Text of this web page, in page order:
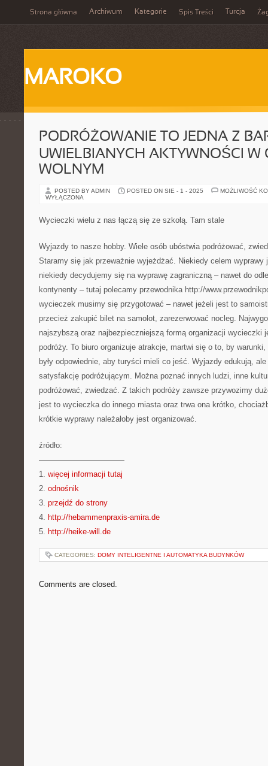
Strona główna Archiwum Kategorie Spis Treści Turcja
MAROKO
PODRÓŻOWANIE TO JEDNA Z
UWIELBIANYCH AKTYWNOŚCI W
WOLNYM
POSTED BY ADMIN POSTED ON SIE - 1 - 2025
MOŻLIWOŚĆ
WYŁĄCZONA
Wycieczki wielu z nas łączą się ze szkołą. Tam stale
Wyjazdy to nasze hobby. Wiele osób ubóstwia podróżować,
Staramy się jak przeważnie wyjeżdżać. Niekiedy celem wyprawy
niekiedy decydujemy się na wyprawę zagraniczną – nawet do
kontynenty – tutaj polecamy przewodnika http://
wycieczek musimy się przygotować – nawet jeżeli jest to
przecież zakupić bilet na samolot, zarezerwować nocleg.
najszybszą oraz najbezpieczniejszą formą organizacji wycieczki
podróży. To biuro organizuje atrakcje, martwi się o to, by
były odpowiednie, aby turyści mieli co jeść. Wyjazdy edukują,
satysfakcję podróżującym. Można poznać innych ludzi, inne
podróżować, zwiedzać. Z takich podróży zawsze przywozimy
jest to wycieczka do innego miasta oraz trwa ona krótko,
krótkie wyprawy należałoby jest organizować.
źródło:
———————————
1. więcej informacji tutaj
2. odnośnik
3. przejdź do strony
4. http://hebammenpraxis-amira.de
5. http://heike-will.de
CATEGORIES: DOMY INTELIGENTNE I AUTOMATYKA BUDYNKÓW
Comments are closed.